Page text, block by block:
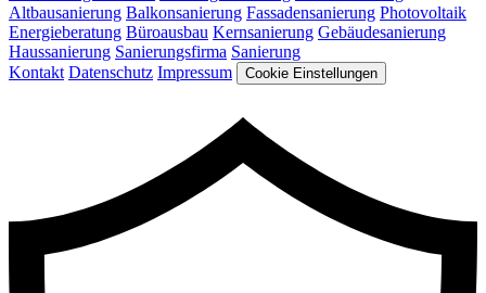
Altbausanierung Balkonsanierung Fassadensanierung Photovoltaik
Energieberatung Büroausbau Kernsanierung Gebäudesanierung
Haussanierung Sanierungsfirma Sanierung
Kontakt Datenschutz Impressum Cookie Einstellungen